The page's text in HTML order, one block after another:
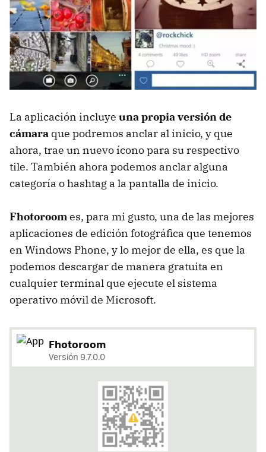
La aplicación incluye una propia versión de
cámara que podremos anclar al inicio, y que
ahora, trae un nuevo ícono para su respectivo
tile. También ahora podemos anclar alguna
categoría o hashtag a la pantalla de inicio.
Fhotoroomes, para mi gusto, una de las mejores
aplicaciones de edición fotográfica que tenemos
en Windows Phone, y lo mejor de ella, es que la
podemos descargar de manera gratuita en
cualquier terminal que ejecute el sistema
operativo móvil de Microsoft.
Fhotoroom
Versión 9.7.0.0